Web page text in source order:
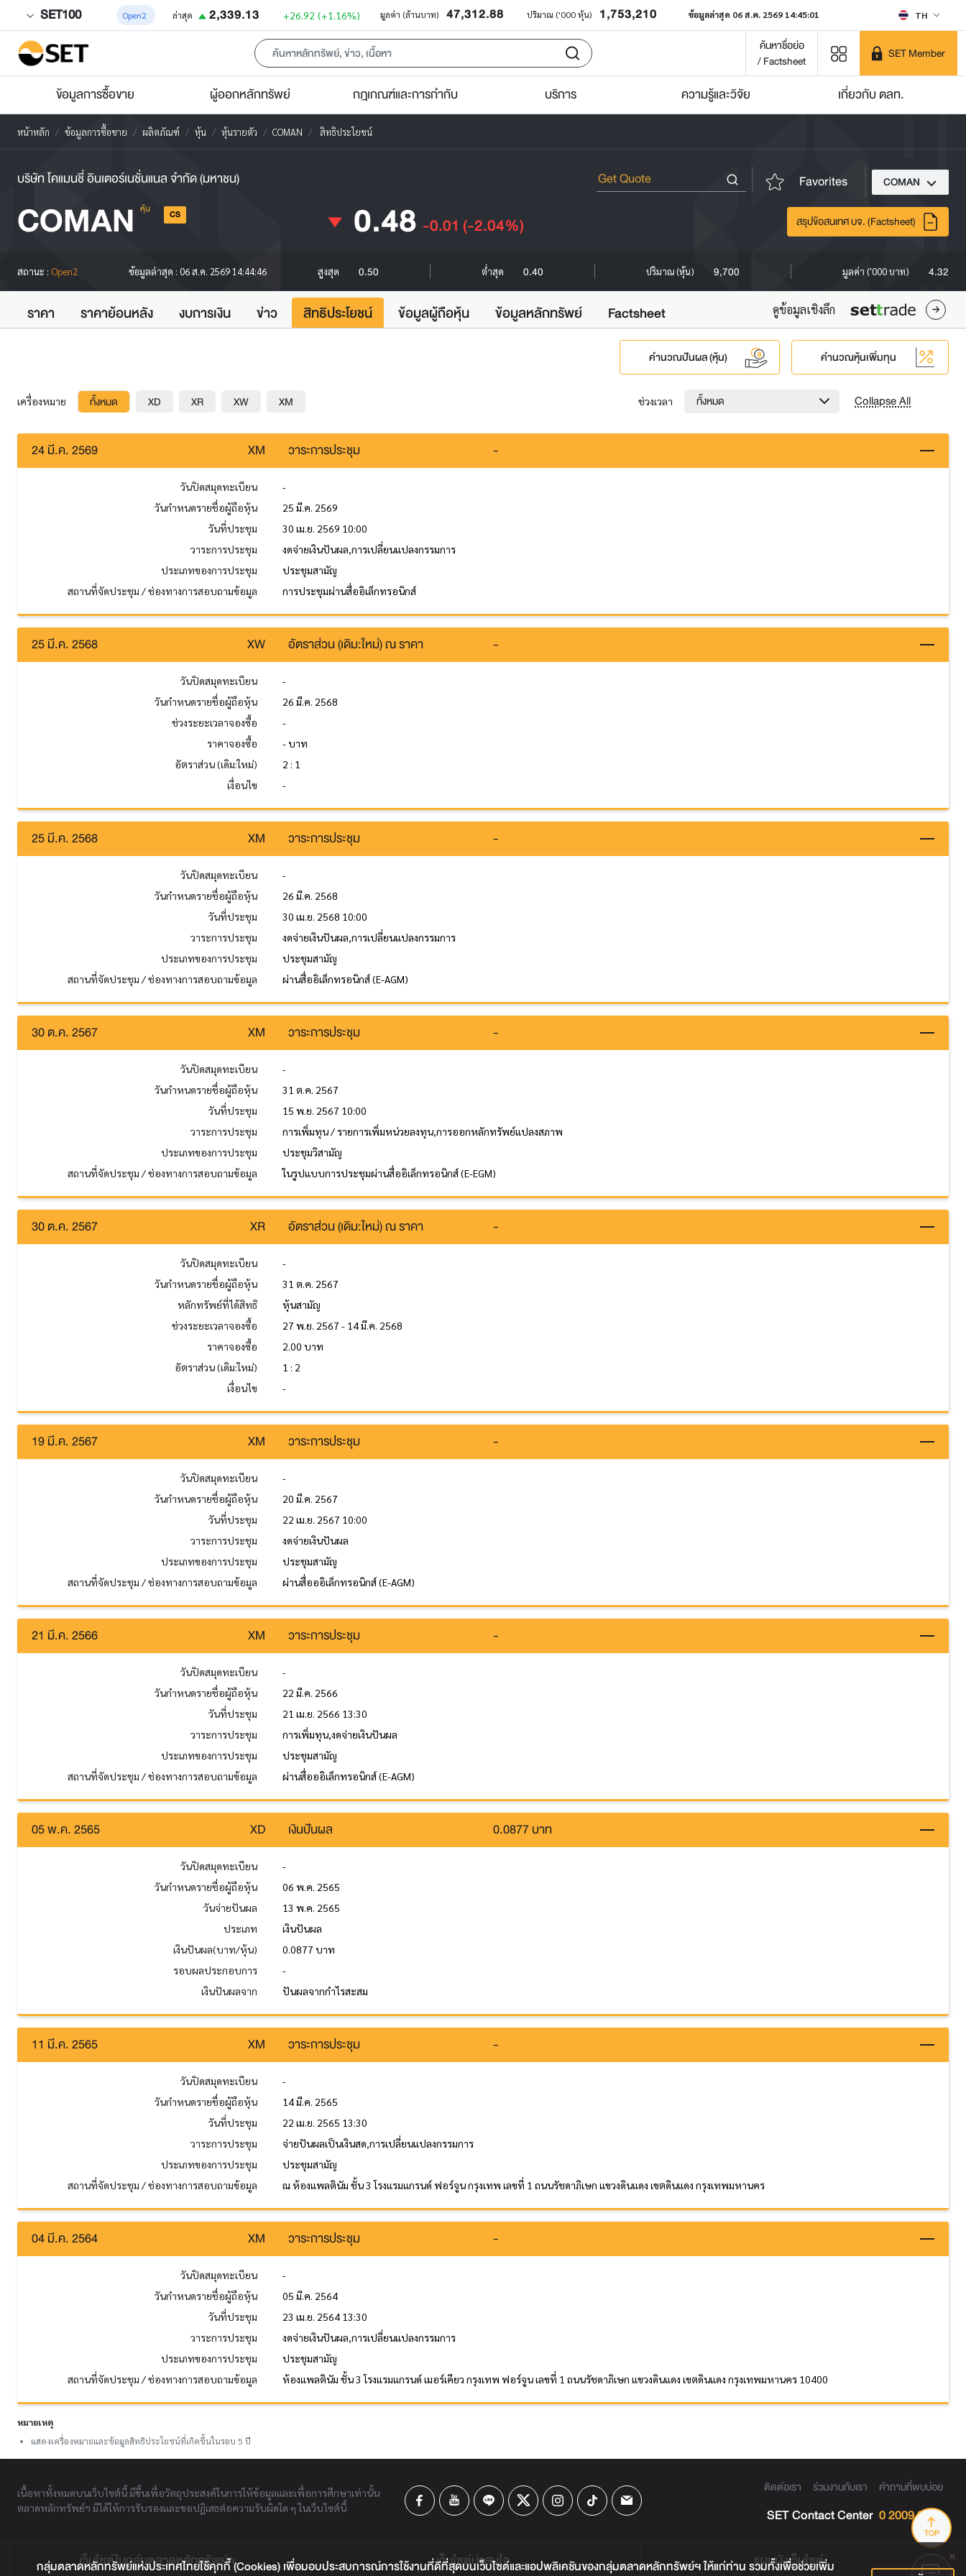
SET100 Open2 ล่าสุด 2,339.13 +26.92 (+1.16%) มูลค่า (ล้านบาท) 47,312.88 ปริมาณ ('000 หุ้น) 1,753,210 ข้อมูลล่าสุด 06 ส.ค. 2569 14:45:01 TH
ค้นหาชื่อย่อ
/ Factsheet
SET Member
ข้อมูลการซื้อขาย ผู้ออกหลักทรัพย์ กฎเกณฑ์และการกำกับ บริการ ความรู้และวิจัย เกี่ยวกับ ตลท.
หน้าหลัก ข้อมูลการซื้อขาย ผลิตภัณฑ์ หุ้น หุ้นรายตัว COMAN สิทธิประโยชน์
บริษัท โคแมนชี่ อินเตอร์เนชั่นแนล จำกัด (มหาชน) Favorites COMAN
COMAN หุ้น CS 0.48 -0.01 (-2.04%) สรุปข้อสนเทศ บจ. (Factsheet)
สถานะ : Open2 ข้อมูลล่าสุด : 06 ส.ค. 2569 14:44:46 สูงสุด 0.50 ต่ำสุด 0.40 ปริมาณ (หุ้น) 9,700 มูลค่า ('000 บาท) 4.32
ราคา ราคาย้อนหลัง งบการเงิน ข่าว สิทธิประโยชน์ ข้อมูลผู้ถือหุ้น ข้อมูลหลักทรัพย์ Factsheet ดูข้อมูลเชิงลึก
คำนวณปันผล (หุ้น) คำนวณหุ้นเพิ่มทุน
เครื่องหมาย ทั้งหมด XD XR XW XM ช่วงเวลา ทั้งหมด Collapse All
24 มี.ค. 2569 XM วาระการประชุม -
วันปิดสมุดทะเบียน
-
วันกำหนดรายชื่อผู้ถือหุ้น
25 มี.ค. 2569
วันที่ประชุม
30 เม.ย. 2569 10:00
วาระการประชุม
งดจ่ายเงินปันผล,การเปลี่ยนแปลงกรรมการ
ประเภทของการประชุม
ประชุมสามัญ
สถานที่จัดประชุม / ช่องทางการสอบถามข้อมูล
การประชุมผ่านสื่ออิเล็กทรอนิกส์
25 มี.ค. 2568 XW อัตราส่วน (เดิม:ใหม่) ณ ราคา -
วันปิดสมุดทะเบียน
-
วันกำหนดรายชื่อผู้ถือหุ้น
26 มี.ค. 2568
ช่วงระยะเวลาจองซื้อ
-
ราคาจองซื้อ
- บาท
อัตราส่วน (เดิม:ใหม่)
2 : 1
เงื่อนไข
-
25 มี.ค. 2568 XM วาระการประชุม -
วันปิดสมุดทะเบียน
-
วันกำหนดรายชื่อผู้ถือหุ้น
26 มี.ค. 2568
วันที่ประชุม
30 เม.ย. 2568 10:00
วาระการประชุม
งดจ่ายเงินปันผล,การเปลี่ยนแปลงกรรมการ
ประเภทของการประชุม
ประชุมสามัญ
สถานที่จัดประชุม / ช่องทางการสอบถามข้อมูล
ผ่านสื่ออิเล็กทรอนิกส์ (E-AGM)
30 ต.ค. 2567 XM วาระการประชุม -
วันปิดสมุดทะเบียน
-
วันกำหนดรายชื่อผู้ถือหุ้น
31 ต.ค. 2567
วันที่ประชุม
15 พ.ย. 2567 10:00
วาระการประชุม
การเพิ่มทุน / รายการเพิ่มหน่วยลงทุน,การออกหลักทรัพย์แปลงสภาพ
ประเภทของการประชุม
ประชุมวิสามัญ
สถานที่จัดประชุม / ช่องทางการสอบถามข้อมูล
ในรูปแบบการประชุมผ่านสื่ออิเล็กทรอนิกส์ (E-EGM)
30 ต.ค. 2567 XR อัตราส่วน (เดิม:ใหม่) ณ ราคา -
วันปิดสมุดทะเบียน
-
วันกำหนดรายชื่อผู้ถือหุ้น
31 ต.ค. 2567
หลักทรัพย์ที่ได้สิทธิ
หุ้นสามัญ
ช่วงระยะเวลาจองซื้อ
27 พ.ย. 2567 - 14 มี.ค. 2568
ราคาจองซื้อ
2.00 บาท
อัตราส่วน (เดิม:ใหม่)
1 : 2
เงื่อนไข
-
19 มี.ค. 2567 XM วาระการประชุม -
วันปิดสมุดทะเบียน
-
วันกำหนดรายชื่อผู้ถือหุ้น
20 มี.ค. 2567
วันที่ประชุม
22 เม.ย. 2567 10:00
วาระการประชุม
งดจ่ายเงินปันผล
ประเภทของการประชุม
ประชุมสามัญ
สถานที่จัดประชุม / ช่องทางการสอบถามข้อมูล
ผ่านสื่อออิเล็กทรอนิกส์ (E-AGM)
21 มี.ค. 2566 XM วาระการประชุม -
วันปิดสมุดทะเบียน
-
วันกำหนดรายชื่อผู้ถือหุ้น
22 มี.ค. 2566
วันที่ประชุม
21 เม.ย. 2566 13:30
วาระการประชุม
การเพิ่มทุน,งดจ่ายเงินปันผล
ประเภทของการประชุม
ประชุมสามัญ
สถานที่จัดประชุม / ช่องทางการสอบถามข้อมูล
ผ่านสื่อออิเล็กทรอนิกส์ (E-AGM)
05 พ.ค. 2565 XD เงินปันผล 0.0877 บาท
วันปิดสมุดทะเบียน
-
วันกำหนดรายชื่อผู้ถือหุ้น
06 พ.ค. 2565
วันจ่ายปันผล
13 พ.ค. 2565
ประเภท
เงินปันผล
เงินปันผล(บาท/หุ้น)
0.0877 บาท
รอบผลประกอบการ
-
เงินปันผลจาก
ปันผลจากกำไรสะสม
11 มี.ค. 2565 XM วาระการประชุม -
วันปิดสมุดทะเบียน
-
วันกำหนดรายชื่อผู้ถือหุ้น
14 มี.ค. 2565
วันที่ประชุม
22 เม.ย. 2565 13:30
วาระการประชุม
จ่ายปันผลเป็นเงินสด,การเปลี่ยนแปลงกรรมการ
ประเภทของการประชุม
ประชุมสามัญ
สถานที่จัดประชุม / ช่องทางการสอบถามข้อมูล
ณ ห้องแพลตินัม ชั้น 3 โรงแรมแกรนด์ ฟอร์จูน กรุงเทพ เลขที่ 1 ถนนรัชดาภิเษก แขวงดินแดง เขตดินแดง กรุงเทพมหานคร
04 มี.ค. 2564 XM วาระการประชุม -
วันปิดสมุดทะเบียน
-
วันกำหนดรายชื่อผู้ถือหุ้น
05 มี.ค. 2564
วันที่ประชุม
23 เม.ย. 2564 13:30
วาระการประชุม
งดจ่ายเงินปันผล,การเปลี่ยนแปลงกรรมการ
ประเภทของการประชุม
ประชุมสามัญ
สถานที่จัดประชุม / ช่องทางการสอบถามข้อมูล
ห้องแพลตินัม ชั้น 3 โรงแรมแกรนด์ เมอร์เคียว กรุงเทพ ฟอร์จูน เลขที่ 1 ถนนรัชดาภิเษก แขวงดินแดง เขตดินแดง กรุงเทพมหานคร 10400
หมายเหตุ
แสดงเครื่องหมายและข้อมูลสิทธิประโยชน์ที่เกิดขึ้นในรอบ 5 ปี
TOP
เนื้อหาทั้งหมดบนเว็บไซต์นี้ มีขึ้นเพื่อวัตถุประสงค์ในการให้ข้อมูลและเพื่อการศึกษาเท่านั้น
ตลาดหลักทรัพย์ฯ มิได้ให้การรับรองและขอปฏิเสธต่อความรับผิดใด ๆ ในเว็บไซต์นี้
ติดต่อเรา ร่วมงานกับเรา คำถามที่พบบ่อย
SET Contact Center 0 2009 9999
เว็บไซต์ในกลุ่มตลาดหลักทรัพย์ฯ เว็บไซต์น่าสนใจ แผนผังเว็บไซต์
กลุ่มตลาดหลักทรัพย์แห่งประเทศไทยใช้คุกกี้ (Cookies) เพื่อมอบประสบการณ์การใช้งานที่ดีที่สุดบนเว็บไซต์และแอปพลิเคชันของกลุ่มตลาดหลักทรัพย์ฯ ให้แก่ท่าน รวมทั้งเพื่อช่วยเพิ่ม